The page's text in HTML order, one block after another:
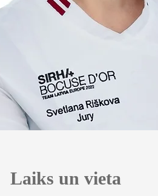
Laiks un vieta